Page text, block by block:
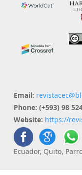
Email:
Phone: (+593) 98
Website: https://
Ecuador, Quito,